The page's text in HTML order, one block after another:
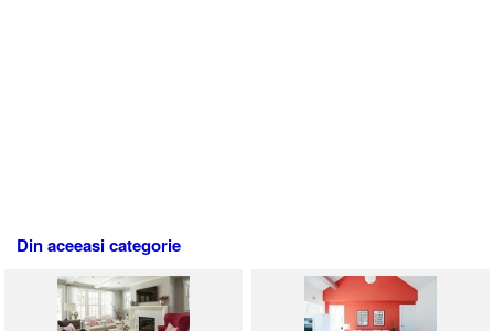
Din aceeasi categorie